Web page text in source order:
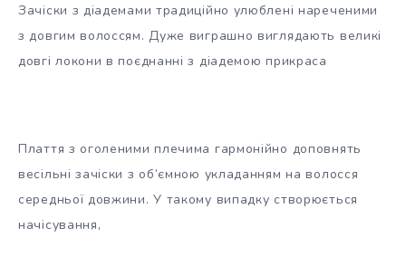
Зачіски з діадемами традиційно улюблені нареченими
з довгим волоссям. Дуже виграшно виглядають великі
довгі локони в поєднанні з діадемою прикраса
Плаття з оголеними плечима гармонійно доповнять
весільні зачіски з об’ємною укладанням на волосся
середньої довжини. У такому випадку створюється
начісування,